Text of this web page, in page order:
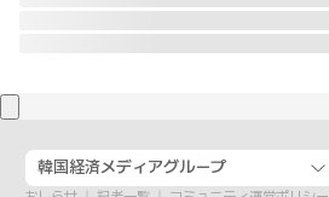
韓国経済メディアグループ